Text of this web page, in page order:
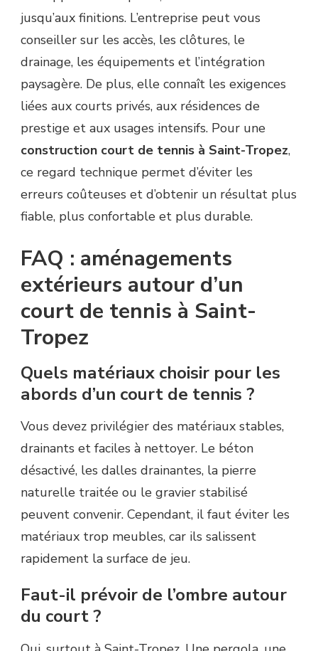
jusqu’aux finitions. L’entreprise peut vous
conseiller sur les accès, les clôtures, le
drainage, les équipements et l’intégration
paysagère. De plus, elle connaît les exigences
liées aux courts privés, aux résidences de
prestige et aux usages intensifs. Pour une
construction court de tennis à Saint-Tropez,
ce regard technique permet d’éviter les
erreurs coûteuses et d’obtenir un résultat plus
fiable, plus confortable et plus durable.
FAQ : aménagements
extérieurs autour d’un
court de tennis à Saint-
Tropez
Quels matériaux choisir pour les
abords d’un court de tennis ?
Vous devez privilégier des matériaux stables,
drainants et faciles à nettoyer. Le béton
désactivé, les dalles drainantes, la pierre
naturelle traitée ou le gravier stabilisé
peuvent convenir. Cependant, il faut éviter les
matériaux trop meubles, car ils salissent
rapidement la surface de jeu.
Faut-il prévoir de l’ombre autour
du court ?